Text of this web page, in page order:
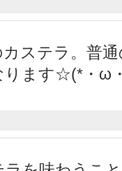
ステラ。普
ります☆(*・ω